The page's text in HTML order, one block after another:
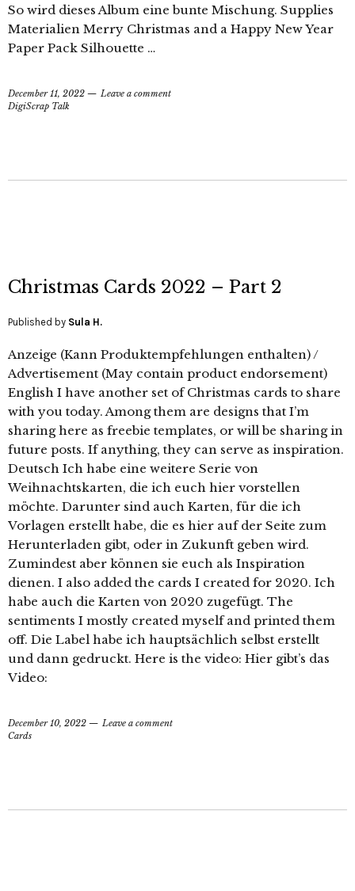
So wird dieses Album eine bunte Mischung. Supplies
Materialien Merry Christmas and a Happy New Year
Paper Pack Silhouette …
December 11, 2022
Leave a comment
DigiScrap Talk
Christmas Cards 2022 – Part 2
Published by Sula H.
Anzeige (Kann Produktempfehlungen enthalten) /
Advertisement (May contain product endorsement)
English I have another set of Christmas cards to share
with you today. Among them are designs that I’m
sharing here as freebie templates, or will be sharing in
future posts. If anything, they can serve as inspiration.
Deutsch Ich habe eine weitere Serie von
Weihnachtskarten, die ich euch hier vorstellen
möchte. Darunter sind auch Karten, für die ich
Vorlagen erstellt habe, die es hier auf der Seite zum
Herunterladen gibt, oder in Zukunft geben wird.
Zumindest aber können sie euch als Inspiration
dienen. I also added the cards I created for 2020. Ich
habe auch die Karten von 2020 zugefügt. The
sentiments I mostly created myself and printed them
off. Die Label habe ich hauptsächlich selbst erstellt
und dann gedruckt. Here is the video: Hier gibt’s das
Video:
December 10, 2022
Leave a comment
Cards